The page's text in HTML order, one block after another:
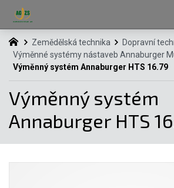
Zemědělská technika
Dopravní
Výměnné systémy nástaveb Annaburger
Výměnný systém Annaburger HTS 16.79
Výměnný systém
Annaburger HTS